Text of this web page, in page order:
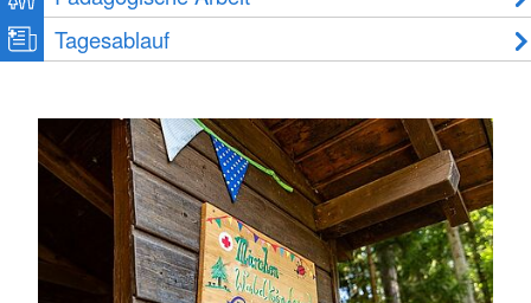
Tagesablauf